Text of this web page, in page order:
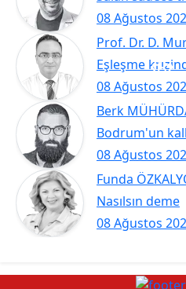
08 Ağustos
Prof. Dr. D.
08 Ağustos
Eşleşme
Berk
08 Ağustos
Bodrum'un
Funda
08 Ağustos
Nasılsın deme